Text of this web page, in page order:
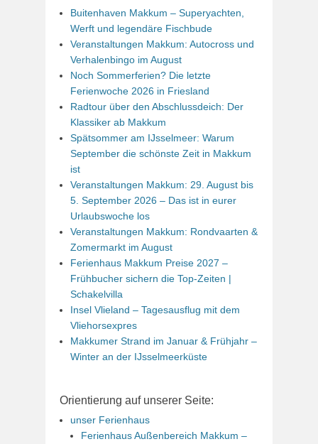
Buitenhaven Makkum – Superyachten,
Werft und legendäre Fischbude
Veranstaltungen Makkum: Autocross und
Verhalenbingo im August
Noch Sommerferien? Die letzte
Ferienwoche 2026 in Friesland
Radtour über den Abschlussdeich: Der
Klassiker ab Makkum
Spätsommer am IJsselmeer: Warum
September die schönste Zeit in Makkum
ist
Veranstaltungen Makkum: 29. August bis
5. September 2026 – Das ist in eurer
Urlaubswoche los
Veranstaltungen Makkum: Rondvaarten &
Zomermarkt im August
Ferienhaus Makkum Preise 2027 –
Frühbucher sichern die Top-Zeiten |
Schakelvilla
Insel Vlieland – Tagesausflug mit dem
Vliehorsexpres
Makkumer Strand im Januar & Frühjahr –
Winter an der IJsselmeerküste
Orientierung auf unserer Seite:
unser Ferienhaus
Ferienhaus Außenbereich Makkum –